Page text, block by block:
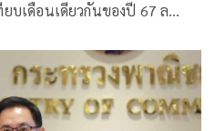
บเดือนเดียวกันของปี 67 ล…